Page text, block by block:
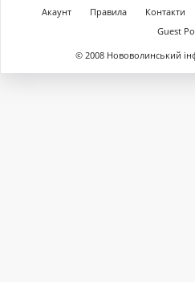
Акаунт Правила Контакти
Guest
© 2008 Нововолинський